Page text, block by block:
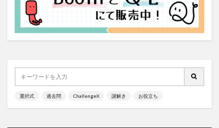
選択式 過去問 ChallengeX 謎解き お役立ち